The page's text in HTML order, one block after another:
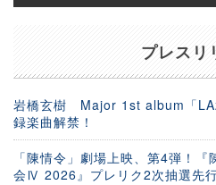
プレスリ
岩橋玄樹 Major 1st album「
録楽曲解禁！
「陳情令」劇場上映、第4弾！
会Ⅳ 2026』プレリク2次抽選先行